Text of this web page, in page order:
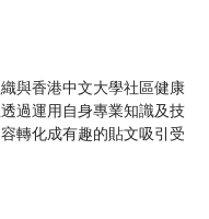
與香港中文大學社區健康
過運用自身專業知識及技
轉化成有趣的貼文吸引受